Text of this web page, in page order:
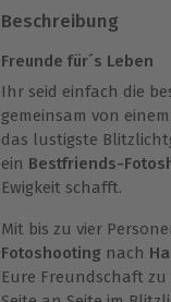
Beschreibung
Freunde für´s Leben
Ihr seid einfach die
gemeinsam von
das lustigste
ein Bestfriends-
Ewigkeit schafft.
Mit bis zu vier
Fotoshooting nach
Eure Freundschaft